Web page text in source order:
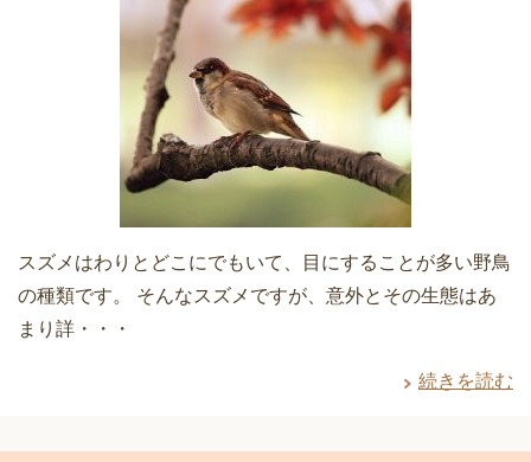
スズメはわりとどこにでもいて、目にすることが多い野鳥
の種類です。 そんなスズメですが、意外とその生態はあ
まり詳・・・
続きを読む